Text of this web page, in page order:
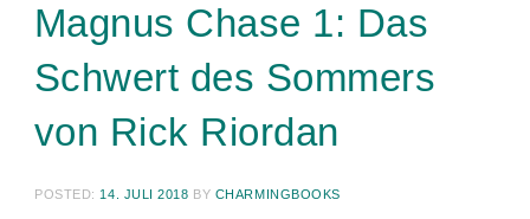
Magnus Chase 1: Das
Schwert des Sommers
von Rick Riordan
POSTED: 14. JULI 2018 BY CHARMINGBOOKS